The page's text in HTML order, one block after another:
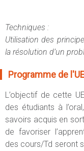
Techniques :
Utilisation des
la résolution d’un
Programme de
L’objectif de cette
des étudiants à
savoirs acquis en
de favoriser
des cours/Td seront